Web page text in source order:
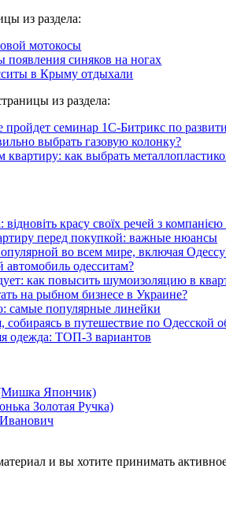
из раздела:
мотокосы
синяков на ногах
в Крыму отдыхали
из раздела:
пройдет семинар 1С-Битрикс по
выбрать газовую колонку?
квартиру: как выбрать
красу своїх речей з
перед покупкой: важные нюансы
во всем мире, включая
автомобиль одесситам?
как повысить шумоизоляцию в
на рыбном бизнесе в Украине?
самые популярные линейки
собираясь в путешествие по Одесской
одежда: ТОП-3 вариантов
и вы хотите принимать